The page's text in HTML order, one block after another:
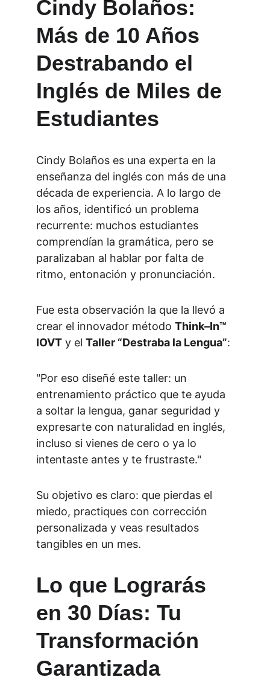
Cindy Bolaños:
Más de 10 Años
Destrabando el
Inglés de Miles de
Estudiantes
Cindy Bolaños es una experta en la
enseñanza del inglés con más de una
década de experiencia. A lo largo de
los años, identificó un problema
recurrente: muchos estudiantes
comprendían la gramática, pero se
paralizaban al hablar por falta de
ritmo, entonación y pronunciación.
Fue esta observación la que la llevó a
crear el innovador método Think–In™
IOVT y el Taller “Destraba la Lengua”:
"Por eso diseñé este taller: un
entrenamiento práctico que te ayuda
a soltar la lengua, ganar seguridad y
expresarte con naturalidad en inglés,
incluso si vienes de cero o ya lo
intentaste antes y te frustraste."
Su objetivo es claro: que pierdas el
miedo, practiques con corrección
personalizada y veas resultados
tangibles en un mes.
Lo que Lograrás
en 30 Días: Tu
Transformación
Garantizada